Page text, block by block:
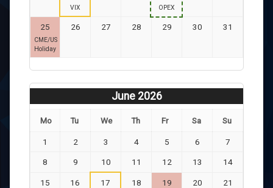
VIX OPEX
25
CME/US
Holiday
26 27 28 29 30 31
June 2026
Mo Tu We Th Fr Sa Su
1 2 3 4 5 6 7
8 9 10 11 12 13 14
15 16 17 18 19 20 21